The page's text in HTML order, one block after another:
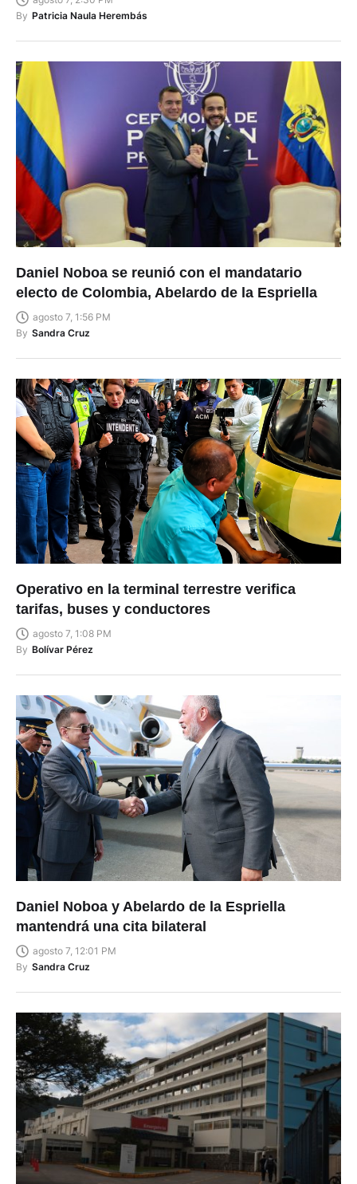
By Patricia Naula Herembás
Daniel Noboa se reunió con el mandatario
electo de Colombia, Abelardo de la Espriella
agosto 7, 1:56 PM
By Sandra Cruz
Operativo en la terminal terrestre verifica
tarifas, buses y conductores
agosto 7, 1:08 PM
By Bolívar Pérez
Daniel Noboa y Abelardo de la Espriella
mantendrá una cita bilateral
agosto 7, 12:01 PM
By Sandra Cruz